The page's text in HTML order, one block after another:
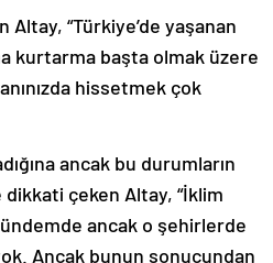
Altay, “Türkiye’de yaşanan
kurtarma başta olmak üzere
hissetmek çok
ancak bu durumların
çeken Altay, “İklim
ancak o şehirlerde
Ancak bunun sonucundan